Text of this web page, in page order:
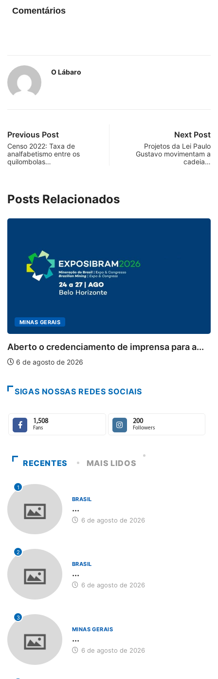
Comentários
O Lábaro
Previous Post
Censo 2022: Taxa de
analfabetismo entre os
quilombolas…
Next Post
Projetos da Lei Paulo
Gustavo movimentam a
cadeia…
Posts Relacionados
MINAS GERAIS
Aberto o credenciamento de imprensa para a...
6 de agosto de 2026
SIGAS NOSSAS REDES SOCIAIS
1,508
Fans
200
Followers
RECENTES MAIS LIDOS
1
BRASIL
...
6 de agosto de 2026
2
BRASIL
...
6 de agosto de 2026
3
MINAS GERAIS
...
6 de agosto de 2026